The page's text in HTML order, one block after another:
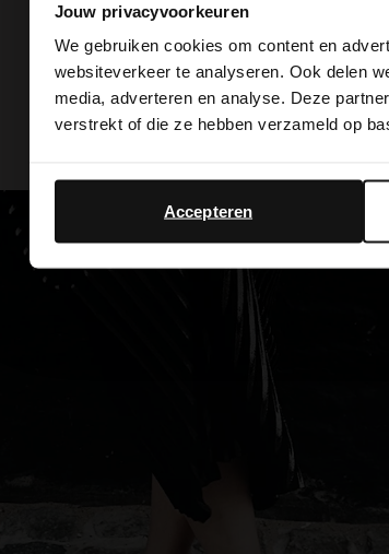
Jouw privacyvoorkeuren
We gebruiken cookies om content en
websiteverkeer te analyseren. Ook delen
media, adverteren en analyse. Deze
verstrekt of die ze hebben verzameld op
Accepteren
It looks like